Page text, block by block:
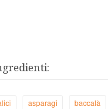
asparagi baccalà